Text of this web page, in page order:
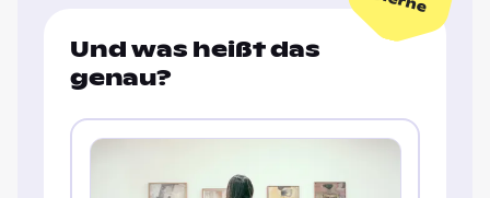
Und was heißt das
genau?